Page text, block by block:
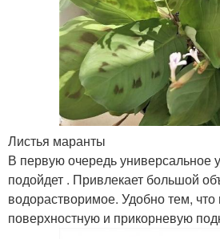
Листья маранты
В первую очередь универсальное
подойдет . Привлекает большой
водорастворимое. Удобно тем,
поверхностную и прикорневую